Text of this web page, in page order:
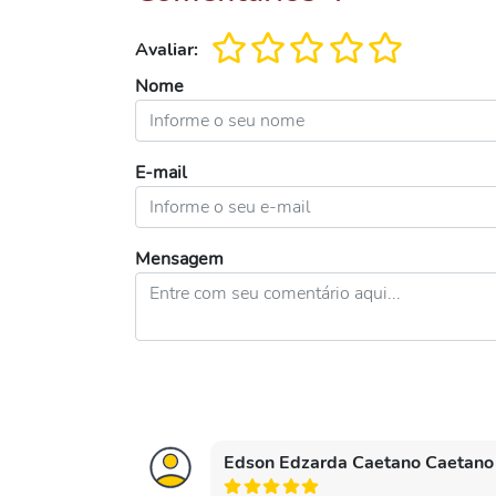
Avaliar:
Nome
E-mail
Mensagem
Edson Edzarda Caetano Caetano